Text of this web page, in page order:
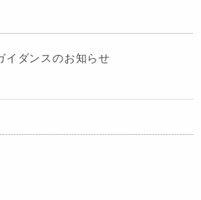
イダンスのお知らせ